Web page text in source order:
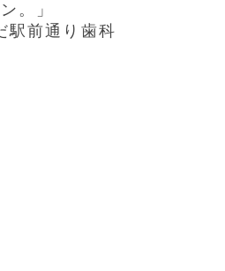
ン。」
駅前通り歯科